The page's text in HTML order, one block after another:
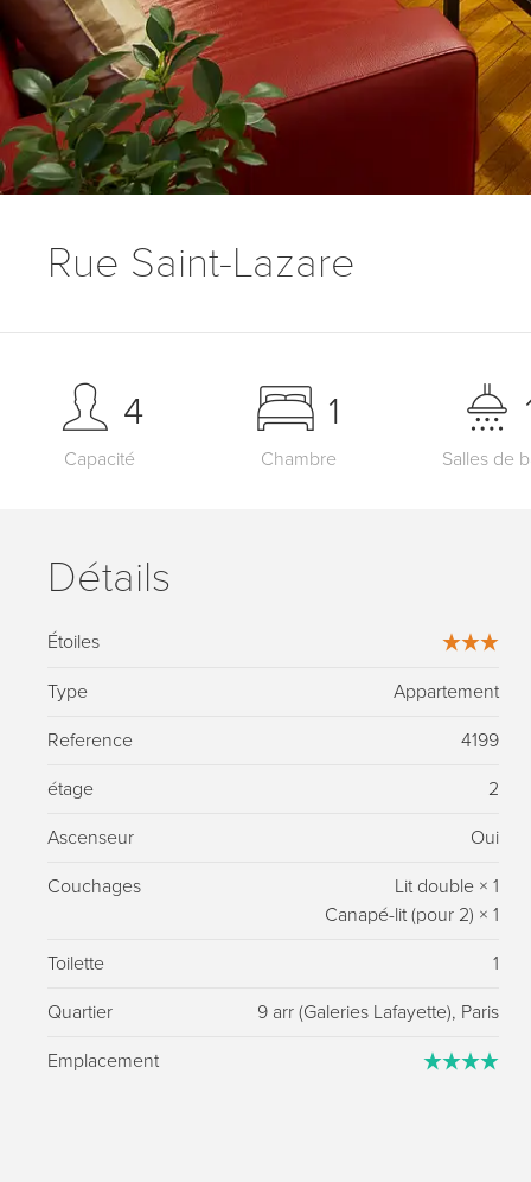
Rue Saint-Lazare
Capacité
4
Chambre
1
Salles de
Détails
Étoiles
Type Appartement
Reference 4199
étage 2
Ascenseur Oui
Couchages Lit double ×1
Canapé-lit (pour 2) ×1
Toilette 1
Quartier 9 arr (Galeries Lafayette), Paris
Emplacement